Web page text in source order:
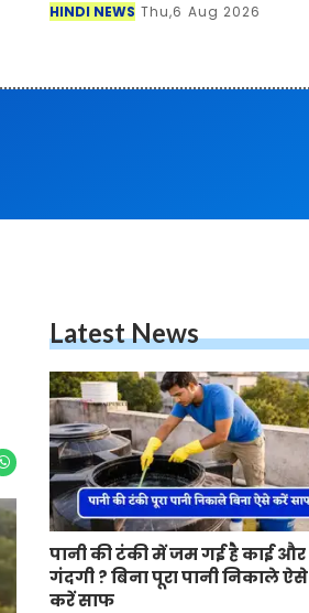
HINDI NEWS Thu,6 Aug 2026
Latest News
पानी की टंकी में जम गई है काई और
गंदगी ? बिना पूरा पानी निकाले ऐसे
करें साफ